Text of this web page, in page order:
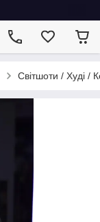
Світшоти / Худі /